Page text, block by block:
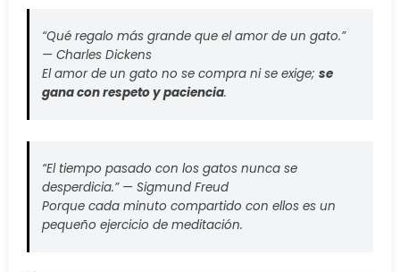
“Qué regalo más grande que el amor de un gato.”
— Charles Dickens
El amor de un gato no se compra ni se exige; se
gana con respeto y paciencia.
“El tiempo pasado con los gatos nunca se
desperdicia.” — Sigmund Freud
Porque cada minuto compartido con ellos es un
pequeño ejercicio de meditación.